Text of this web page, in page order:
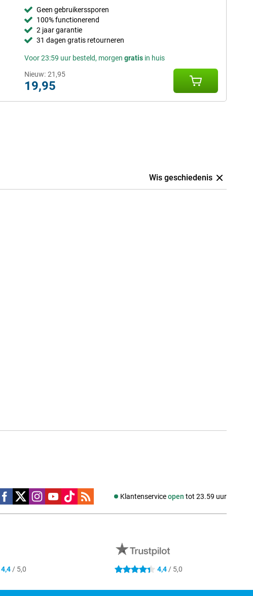
Geen gebruikerssporen
100% functionerend
2 jaar garantie
31 dagen gratis retourneren
Voor 23:59 uur besteld, morgen gratisin huis
Nieuw: 21,95
19,95
Wis geschiedenis
Klantenserviceopen tot 23.59 uur
Social media
4,4 / 5,0 4.4 sterren 4,4 / 5,0